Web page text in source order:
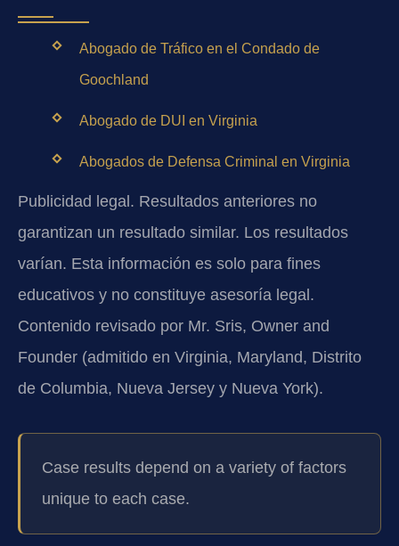
Abogado de Tráfico en el Condado de
Goochland
Abogado de DUI en Virginia
Abogados de Defensa Criminal en Virginia
Publicidad legal. Resultados anteriores no
garantizan un resultado similar. Los resultados
varían. Esta información es solo para fines
educativos y no constituye asesoría legal.
Contenido revisado por Mr. Sris, Owner and
Founder (admitido en Virginia, Maryland, Distrito
de Columbia, Nueva Jersey y Nueva York).
Case results depend on a variety of factors
unique to each case.